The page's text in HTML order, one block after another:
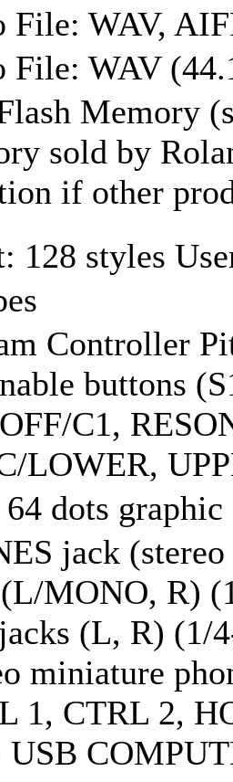
File: WAV,
File: WAV
Memory
sold by
if other
128 styles
Controller
buttons
C1,
LOWER,
64 dots
jack
MONO, R)
(L, R) (1/
miniature
1, CTRL 2,
USB